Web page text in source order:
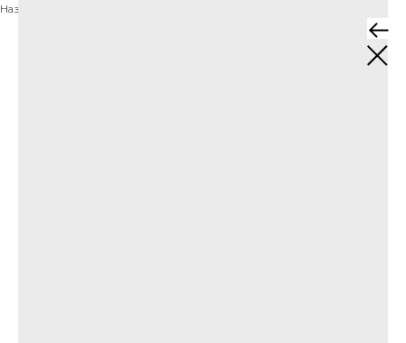
Назад к товарам